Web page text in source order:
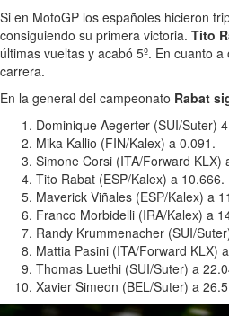
Si en MotoGP los españoles hicieron
consiguiendo su primera victoria. Tito
últimas vueltas y acabó 5º. En cuanto
carrera.
En la general del campeonato Rabat
Dominique Aegerter (SUI/Suter)
Mika Kallio (FIN/Kalex) a 0.091.
Simone Corsi (ITA/Forward KLX)
Tito Rabat (ESP/Kalex) a 10.666.
Maverick Viñales (ESP/Kalex) a
Franco Morbidelli (IRA/Kalex) a
Randy Krummenacher (SUI/
Mattia Pasini (ITA/Forward KLX)
Thomas Luethi (SUI/Suter) a
Xavier Simeon (BEL/Suter) a